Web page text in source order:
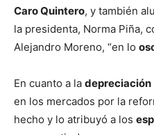
Caro Quintero, y también
la presidenta, Norma Piña,
Alejandro Moreno, “en lo
En cuanto a la depreciación
en los mercados por la
hecho y lo atribuyó a los